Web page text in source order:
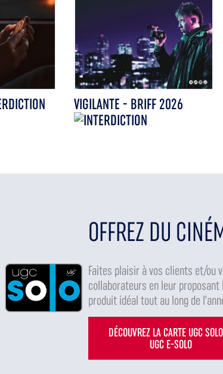
VIGILANTE - BRIFF 2026
OFFREZ DU
Faites plaisir à vos clients et/ou
collaborateurs en leur proposant
produit idéal tout au long de
DÉCOUVREZ LA CARTE UGC
UGC E-SOLO